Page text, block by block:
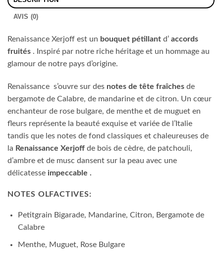
AVIS (0)
Renaissance Xerjoff est un bouquet pétillant d’ accords
fruités . Inspiré par notre riche héritage et un hommage au
glamour de notre pays d’origine.
Renaissance s’ouvre sur des notes de tête fraîches de
bergamote de Calabre, de mandarine et de citron. Un cœur
enchanteur de rose bulgare, de menthe et de muguet en
fleurs représente la beauté exquise et variée de l’Italie
tandis que les notes de fond classiques et chaleureuses de
la Renaissance Xerjoff de bois de cèdre, de patchouli,
d’ambre et de musc dansent sur la peau avec une
délicatesse impeccable .
NOTES OLFACTIVES:
Petitgrain Bigarade, Mandarine, Citron, Bergamote de
Calabre
Menthe, Muguet, Rose Bulgare